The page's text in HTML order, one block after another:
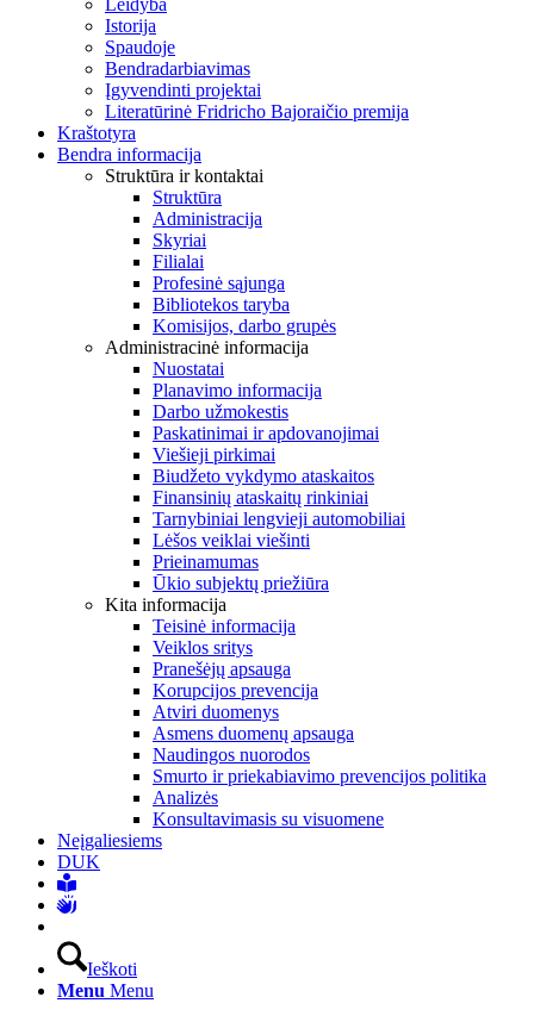
Leidyba
Istorija
Spaudoje
Bendradarbiavimas
Įgyvendinti projektai
Literatūrinė Fridricho Bajoraičio premija
Kraštotyra
Bendra informacija
Struktūra ir kontaktai
Struktūra
Administracija
Skyriai
Filialai
Profesinė sąjunga
Bibliotekos taryba
Komisijos, darbo grupės
Administracinė informacija
Nuostatai
Planavimo informacija
Darbo užmokestis
Paskatinimai ir apdovanojimai
Viešieji pirkimai
Biudžeto vykdymo ataskaitos
Finansinių ataskaitų rinkiniai
Tarnybiniai lengvieji automobiliai
Lėšos veiklai viešinti
Prieinamumas
Ūkio subjektų priežiūra
Kita informacija
Teisinė informacija
Veiklos sritys
Pranešėjų apsauga
Korupcijos prevencija
Atviri duomenys
Asmens duomenų apsauga
Naudingos nuorodos
Smurto ir priekabiavimo prevencijos politika
Analizės
Konsultavimasis su visuomene
Neįgaliesiems
DUK
Ieškoti
Menu Menu